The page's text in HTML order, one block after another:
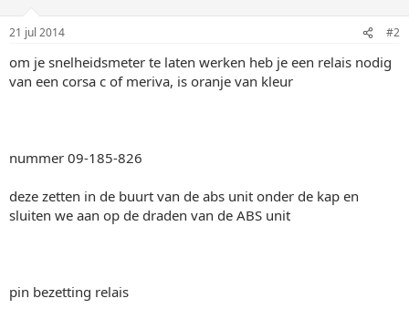
21 jul 2014 #2
om je snelheidsmeter te laten werken heb je een relais nodig
van een corsa c of meriva, is oranje van kleur
nummer 09-185-826
deze zetten in de buurt van de abs unit onder de kap en
sluiten we aan op de draden van de ABS unit
pin bezetting relais